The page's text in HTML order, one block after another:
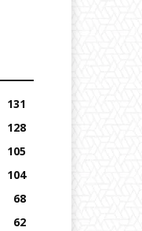
131
128
105
104
68
62